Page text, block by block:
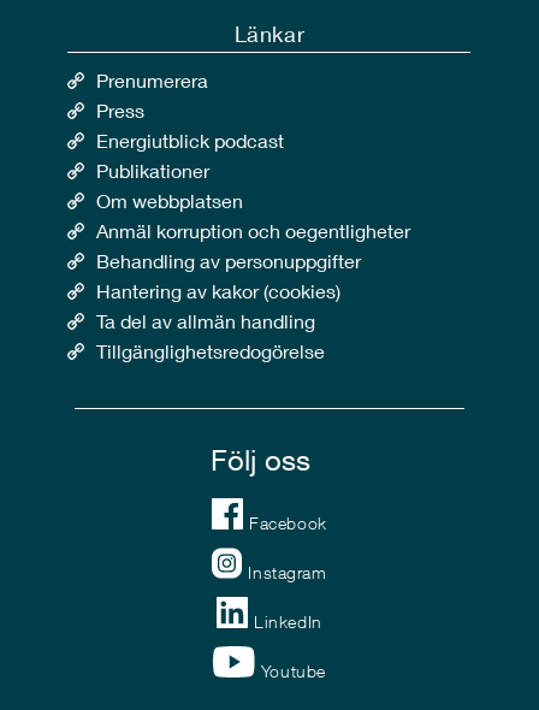
Länkar
Prenumerera
Press
Energiutblick podcast
Publikationer
Om webbplatsen
Anmäl korruption och oegentligheter
Behandling av personuppgifter
Hantering av kakor (cookies)
Ta del av allmän handling
Tillgänglighetsredogörelse
Följ oss
Facebook
Instagram
LinkedIn
Youtube